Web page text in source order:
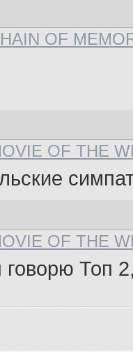
OF
OF THE
OF THE
говорю Топ